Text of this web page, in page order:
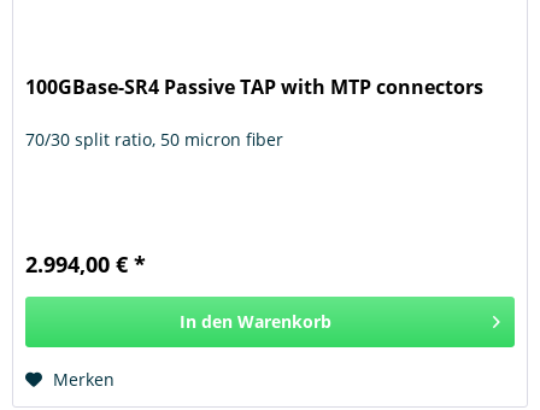
100GBase-SR4 Passive TAP with MTP connectors
70/30 split ratio, 50 micron fiber
2.994,00 € *
In den Warenkorb
Merken